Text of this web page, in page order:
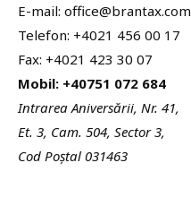
E-mail: office@brantax.com
Telefon: +4021 456 00 17
Fax: +4021 423 30 07
Mobil: +40751 072 684
Intrarea Aniversării, Nr. 41,
Et. 3, Cam. 504, Sector 3,
Cod Poștal 031463